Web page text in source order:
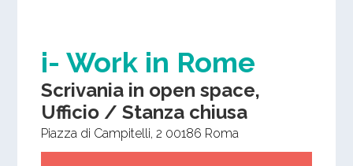
i- Work in Rome
Scrivania in open space,
Ufficio / Stanza chiusa
Piazza di Campitelli, 2 00186 Roma